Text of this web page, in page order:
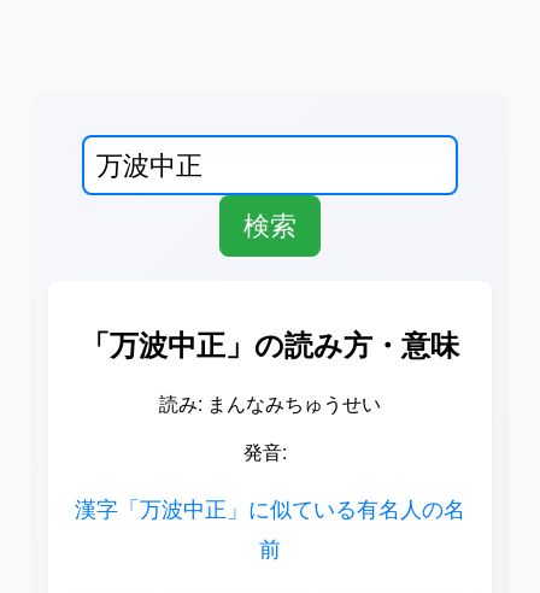
「万波中正」の読み方・意味
読み: まんなみちゅうせい
発音:
漢字「万波中正」に似ている有名人の名
前